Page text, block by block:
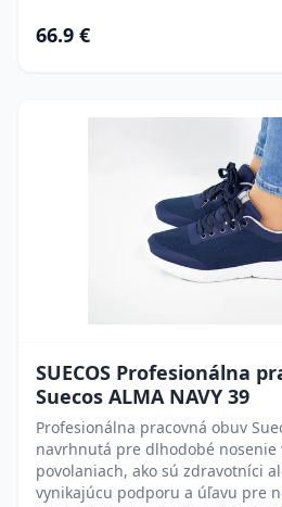
66.9 €
SUECOS Profesionálna
Suecos ALMA NAVY 39
Profesionálna pracovná obuv
navrhnutá pre dlhodobé nosenie
povolaniach, ako sú zdravotníci
vynikajúcu podporu a úľavu pre